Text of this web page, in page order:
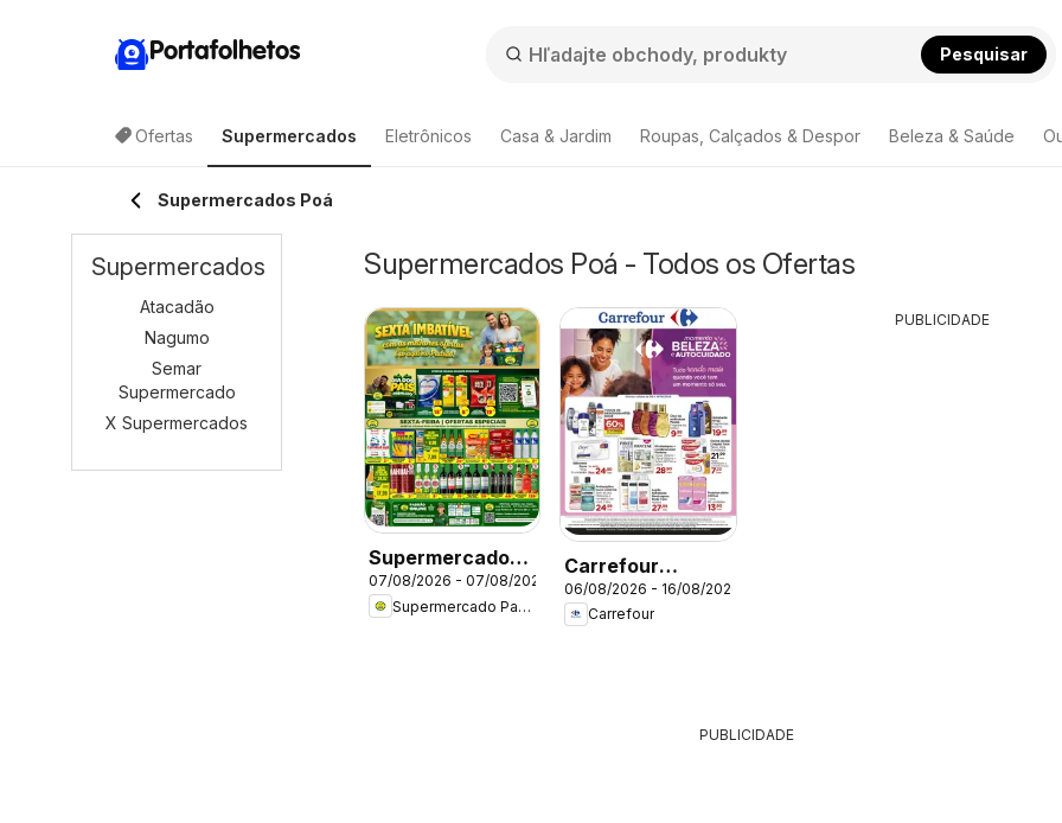
Portafolhetos Pesquisar
Ofertas Supermercados Eletrônicos Casa & Jardim Roupas, Calçados & Despor Beleza & Saúde
Supermercados Poá
Supermercados Poá - Todos os Ofertas
Supermercado
Padrão ofertas
Sexta Imbatível
07/08/2026 - 07/08/2026
Supermercado Padrão
Carrefour
ofertas Beleza
06/08/2026 - 16/08/2026
Carrefour
PUBLICIDADE
PUBLICIDADE
Supermercados
Atacadão
Nagumo
Semar
Supermercado
X Supermercados